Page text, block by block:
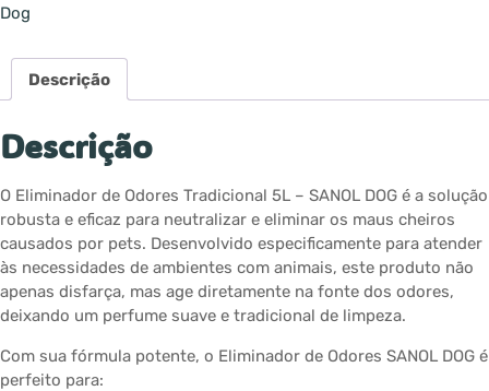
Dog
Descrição
Descrição
O Eliminador de Odores Tradicional 5L – SANOL DOG é a solução
robusta e eficaz para neutralizar e eliminar os maus cheiros
causados por pets. Desenvolvido especificamente para atender
às necessidades de ambientes com animais, este produto não
apenas disfarça, mas age diretamente na fonte dos odores,
deixando um perfume suave e tradicional de limpeza.
Com sua fórmula potente, o Eliminador de Odores SANOL DOG é
perfeito para: